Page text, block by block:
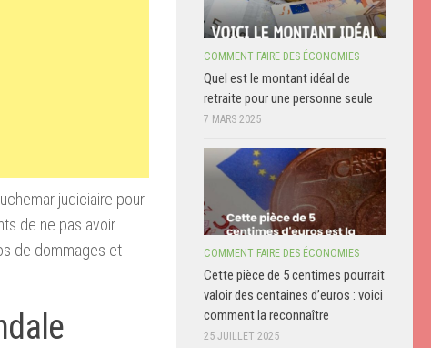
judiciaire pour
de ne pas avoir
de dommages et
COMMENT FAIRE DES ÉCONOMIES
Quel est le montant idéal de
retraite pour une personne seule
7 MARS 2025
COMMENT FAIRE DES ÉCONOMIES
Cette pièce de 5 centimes pourrait
valoir des centaines d’euros : voici
comment la reconnaître
25 JUILLET 2025